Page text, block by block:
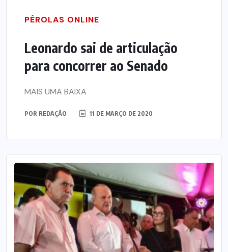
PÉROLAS ONLINE
Leonardo sai de articulação
para concorrer ao Senado
MAIS UMA BAIXA
POR REDAÇÃO 11 DE MARÇO DE 2020